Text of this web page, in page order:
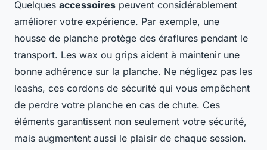
Quelques accessoires peuvent considérablement
améliorer votre expérience. Par exemple, une
housse de planche protège des éraflures pendant le
transport. Les wax ou grips aident à maintenir une
bonne adhérence sur la planche. Ne négligez pas les
leashs, ces cordons de sécurité qui vous empêchent
de perdre votre planche en cas de chute. Ces
éléments garantissent non seulement votre sécurité,
mais augmentent aussi le plaisir de chaque session.